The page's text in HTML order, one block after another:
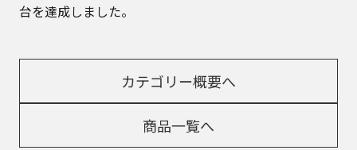
台を達成しました。
カテゴリー概要へ
商品一覧へ